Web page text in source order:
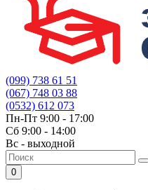
(099) 738 61 51
(067) 748 03 88
(0532) 612 073
Пн-Пт 9:00 - 17:00
Сб 9:00 - 14:00
Вс - выходной
0